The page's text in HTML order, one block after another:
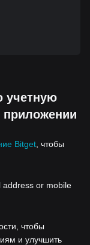
учетную
приложении
Bitget , чтобы
address or mobile
чтобы
и улучшить